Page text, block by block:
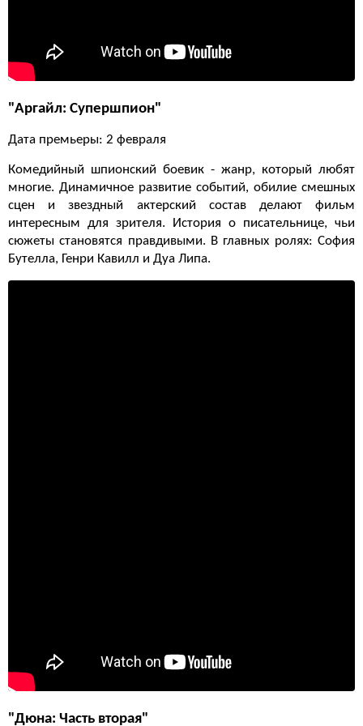
"Аргайл: Супершпион"
Дата премьеры: 2 февраля
Комедийный шпионский боевик - жанр, который любят
многие. Динамичное развитие событий, обилие смешных
сцен и звездный актерский состав делают фильм
интересным для зрителя. История о писательнице, чьи
сюжеты становятся правдивыми. В главных ролях: София
Бутелла, Генри Кавилл и Дуа Липа.
"Дюна: Часть вторая"